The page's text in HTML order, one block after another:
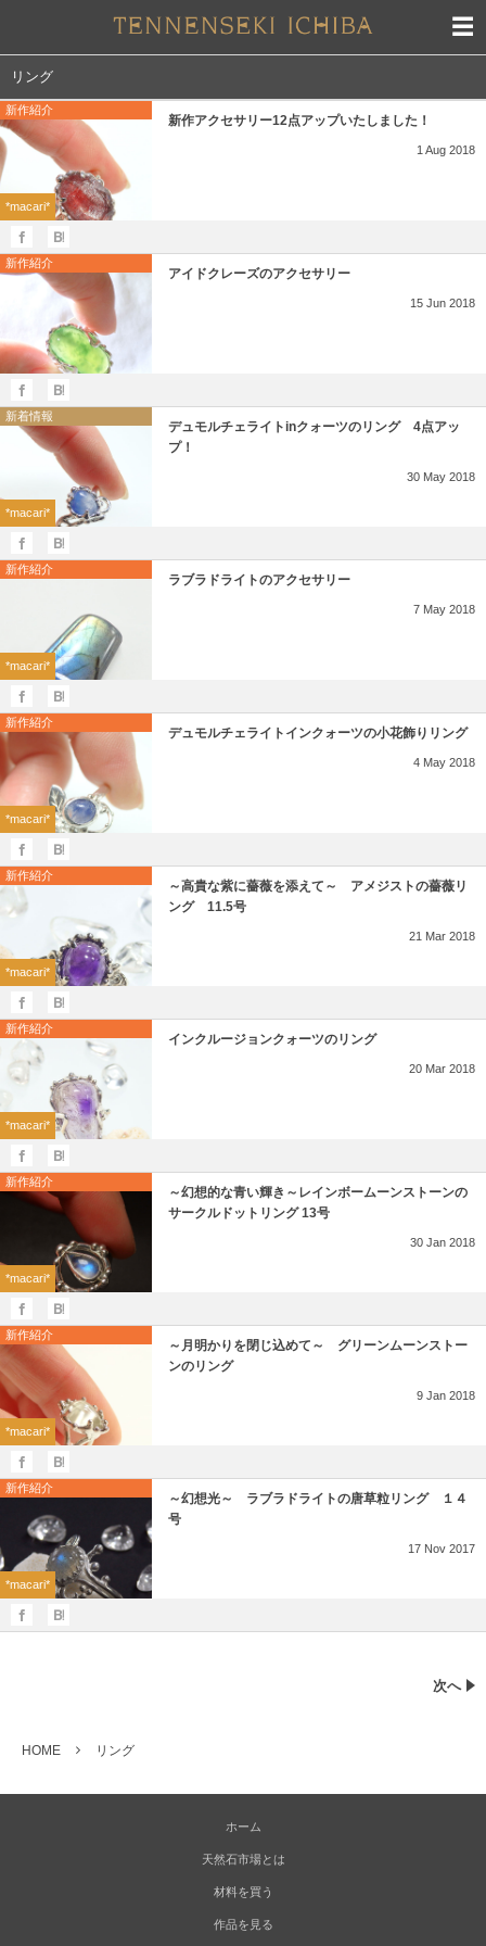
リング
新作紹介
*macari*
新作アクセサリー12点アップいたしました！
1 Aug 2018
新作紹介
アイドクレーズのアクセサリー
15 Jun 2018
新着情報
*macari*
デュモルチェライトinクォーツのリング 4点アッ
プ！
30 May 2018
新作紹介
*macari*
ラブラドライトのアクセサリー
7 May 2018
新作紹介
*macari*
デュモルチェライトインクォーツの小花飾りリング
4 May 2018
新作紹介
*macari*
～高貴な紫に薔薇を添えて～ アメジストの薔薇リ
ング 11.5号
21 Mar 2018
新作紹介
*macari*
インクルージョンクォーツのリング
20 Mar 2018
新作紹介
*macari*
～幻想的な青い輝き～レインボームーンストーンの
サークルドットリング 13号
30 Jan 2018
新作紹介
*macari*
～月明かりを閉じ込めて～ グリーンムーンストー
ンのリング
9 Jan 2018
新作紹介
*macari*
～幻想光～ ラブラドライトの唐草粒リング １４
号
17 Nov 2017
次へ
HOME リング
ホーム
天然石市場とは
材料を買う
作品を見る